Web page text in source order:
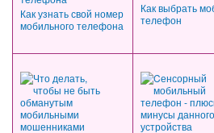
Как узнать свой номер
мобильного телефона
Как выбрать
телефон